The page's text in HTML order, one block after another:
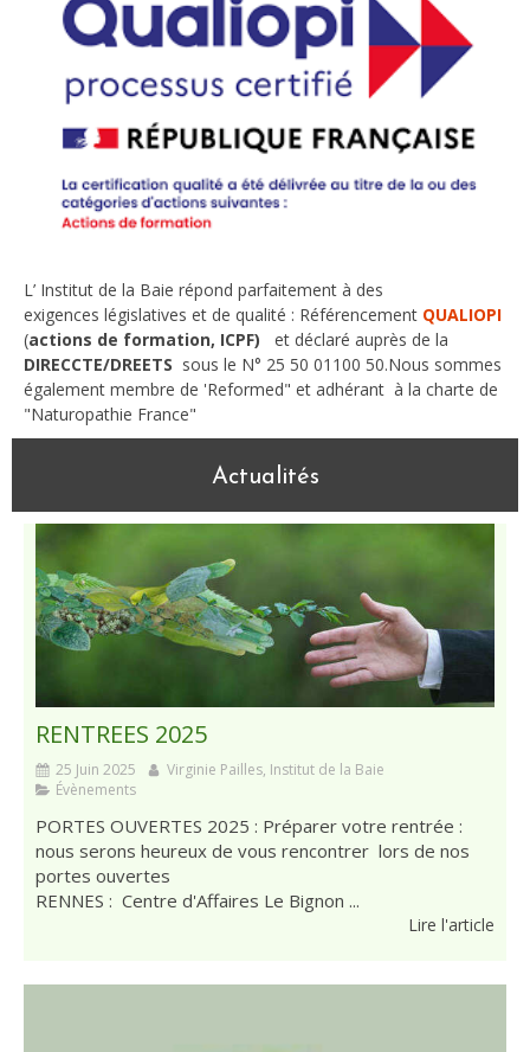
L’ Institut de la Baie répond parfaitement à des
exigences législatives et de qualité : Référencement QUALIOPI
(actions de formation, ICPF)
et déclaré auprès de la
DIRECCTE/DREETS sous le N° 25 50 01100 50.Nous sommes
également membre de 'Reformed" et adhérant à la charte de
"Naturopathie France"
Actualités
RENTREES 2025
25 Juin 2025
Virginie Pailles, Institut de la Baie
Évènements
PORTES OUVERTES 2025 : Préparer votre rentrée :
nous serons heureux de vous rencontrer lors de nos
portes ouvertes
RENNES : Centre d'Affaires Le Bignon ...
Lire l'article